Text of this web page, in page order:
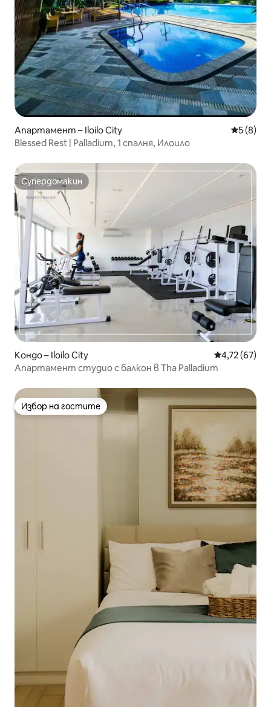
Апартамент – Iloilo City Средна
5 (8)
Blessed Rest | Palladium, 1 спалня, Илоило
Супердомакин
Супердомакин
Кондо – Iloilo City Средна
4,72 (67)
Апартамент студио с балкон в Tha Palladium
Избор на гостите
Избор на гостите